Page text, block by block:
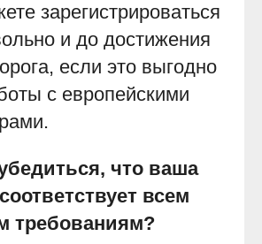
зарегистрироваться
и до достижения
если это выгодно
с европейскими
что ваша
всем
требованиям?